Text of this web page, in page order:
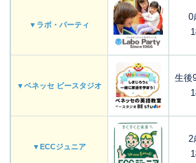
▼ラボ・パーティ
0
▼ベネッセ ビースタジオ
生後
▼ECCジュニア
2